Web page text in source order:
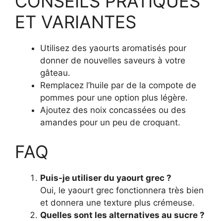
ET VARIANTES
Utilisez des yaourts aromatisés pour
donner de nouvelles saveurs à votre
gâteau.
Remplacez l’huile par de la compote de
pommes pour une option plus légère.
Ajoutez des noix concassées ou des
amandes pour un peu de croquant.
FAQ
Puis-je utiliser du yaourt grec ?
Oui, le yaourt grec fonctionnera très bien
et donnera une texture plus crémeuse.
Quelles sont les alternatives au sucre ?